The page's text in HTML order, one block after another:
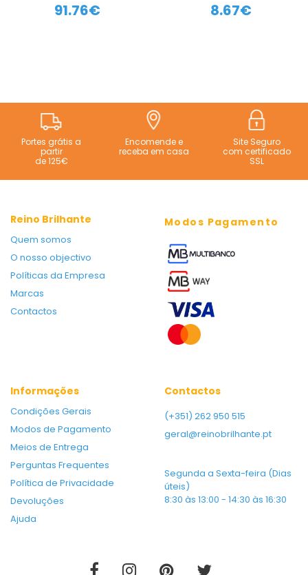
91.76€ 8.67€
Portes grátis a
partir
de 125€
Encomende e
receba em casa
Site Seguro
com certificado
SSL
Reino Brilhante
Quem somos
O nosso objectivo
Políticas da Empresa
Marcas
Contactos
Modos Pagamento
Informações
Condições Gerais
Modos de Pagamento
Meios de Entrega
Perguntas Frequentes
Política de Privacidade
Devoluções
Ajuda
Contactos
(+351) 262 950 515
geral@reinobrilhante.pt
Segunda a Sexta-feira (Dias
úteis)
8:30 às 13:00 - 14:30 às 16:30